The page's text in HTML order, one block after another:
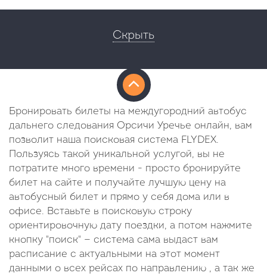
Скрыть
Бронировать билеты на междугородний автобус
дальнего следования Орсичи Уречье онлайн, вам
позволит наша поисковая система FLYDEX.
Пользуясь такой уникальной услугой, вы не
потратите много времени - просто бронируйте
билет на сайте и получайте лучшую цену на
автобусный билет и прямо у себя дома или в
офисе. Вставьте в поисковую строку
ориентировочную дату поездки, а потом нажмите
кнопку "поиск" — система сама выдаст вам
расписание с актуальными на этот момент
данными о всех рейсах по направлению , а так же